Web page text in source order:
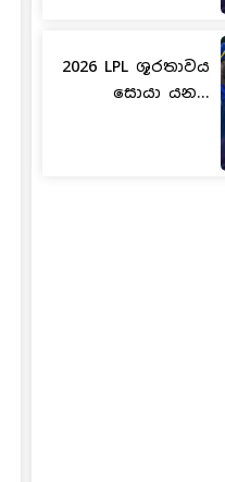
2026 LPL ශූරතාවය
සොයා යන...